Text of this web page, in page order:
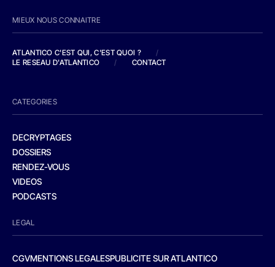
MIEUX NOUS CONNAITRE
ATLANTICO C'EST QUI, C'EST QUOI ?
/
LE RESEAU D'ATLANTICO
/ CONTACT
CATEGORIES
DECRYPTAGES
DOSSIERS
RENDEZ-VOUS
VIDEOS
PODCASTS
LEGAL
CGVMENTIONS LEGALESPUBLICITE SUR ATLANTICO